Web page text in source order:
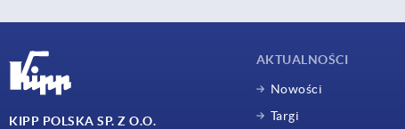
KIPP POLSKA SP. Z O.O.
AKTUALNOŚCI
Nowości
Targi